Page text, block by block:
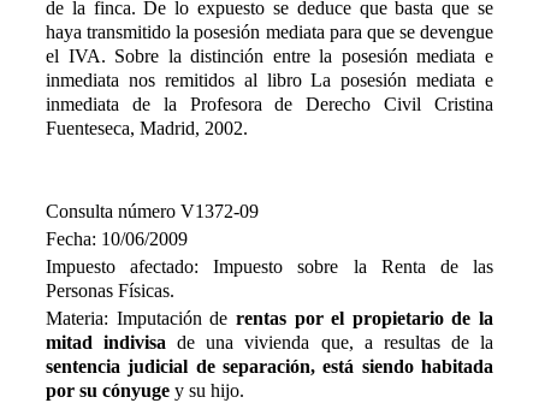
de la finca. De lo expuesto se deduce que basta que se
haya transmitido la posesión mediata para que se devengue
el IVA. Sobre la distinción entre la posesión mediata e
inmediata nos remitidos al libro La posesión mediata e
inmediata de la Profesora de Derecho Civil Cristina
Fuenteseca, Madrid, 2002.
Consulta número V1372-09
Fecha: 10/06/2009
Impuesto afectado: Impuesto sobre la Renta de las
Personas Físicas.
Materia: Imputación de rentas por el propietario de la
mitad indivisa de una vivienda que, a resultas de la
sentencia judicial de separación, está siendo habitada
por su cónyuge y su hijo.